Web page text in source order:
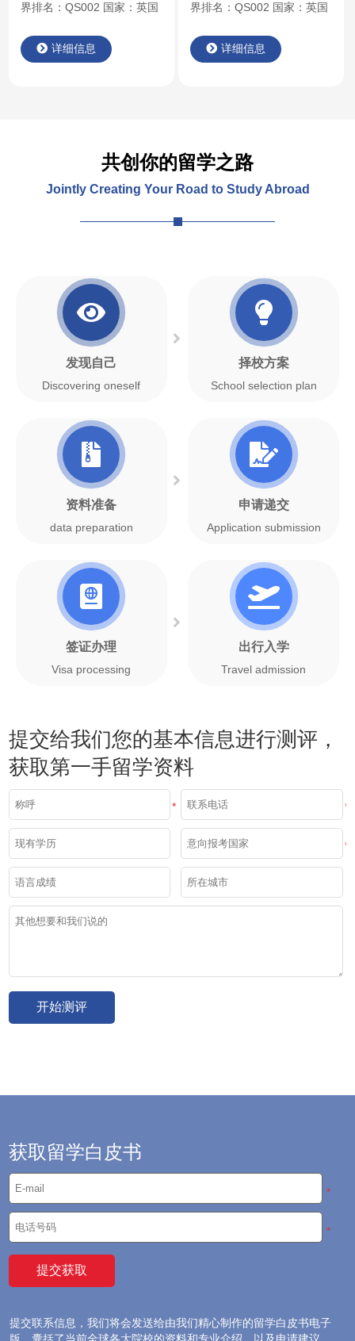
界排名：QS002 国家：英国
成员，全球大学校长论坛成
员 ，被誉为“金三角名校”和
Cambridge；勋衔：
Cantab），坐落于英国剑桥
郡，是一所公立研究型…
详细信息
界排名：QS002 国家：英国
成员，全球大学校长论坛成
员 ，被誉为“金三角名校”和
Cambridge；勋衔：
Cantab），坐落于英国剑桥
郡，是一所公立研究型…
详细信息
共创你的留学之路
Jointly Creating Your Road to Study Abroad
发现自己
Discovering oneself
择校方案
School selection plan
资料准备
data preparation
申请递交
Application submission
签证办理
Visa processing
出行入学
Travel admission
提交给我们您的基本信息进行测评，
获取第一手留学资料
* *
*
获取留学白皮书
*
*
提交联系信息，我们将会发送给由我们精心制作的留学白皮书电子